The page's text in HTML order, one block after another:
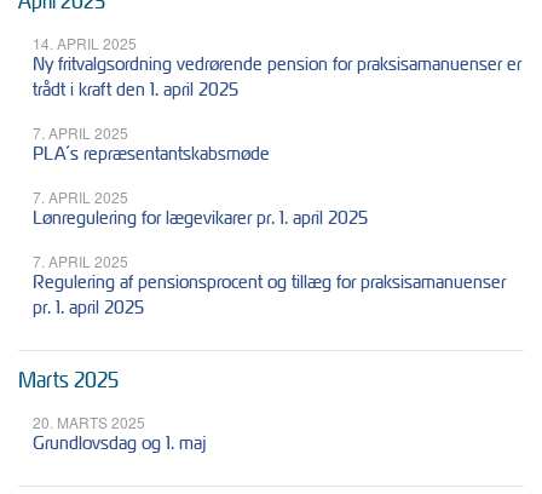
14. APRIL 2025
Ny fritvalgsordning vedrørende pension for praksisamanuenser er
trådt i kraft den 1. april 2025
7. APRIL 2025
PLA´s repræsentantskabsmøde
7. APRIL 2025
Lønregulering for lægevikarer pr. 1. april 2025
7. APRIL 2025
Regulering af pensionsprocent og tillæg for praksisamanuenser
pr. 1. april 2025
Marts 2025
20. MARTS 2025
Grundlovsdag og 1. maj